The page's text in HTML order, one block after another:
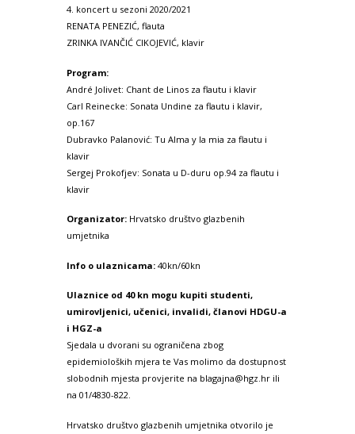
4. koncert u sezoni 2020/2021
RENATA PENEZIĆ, flauta
ZRINKA IVANČIĆ CIKOJEVIĆ, klavir
Program:
André Jolivet: Chant de Linos za flautu i klavir
Carl Reinecke: Sonata Undine za flautu i klavir,
op.167
Dubravko Palanović: Tu Alma y la mia za flautu i
klavir
Sergej Prokofjev: Sonata u D-duru op.94 za flautu i
klavir
Organizator: Hrvatsko društvo glazbenih
umjetnika
Info o ulaznicama: 40kn/60kn
Ulaznice od 40 kn mogu kupiti studenti,
umirovljenici, učenici, invalidi, članovi HDGU-a
i HGZ-a
Sjedala u dvorani su ograničena zbog
epidemioloških mjera te Vas molimo da dostupnost
slobodnih mjesta provjerite na blagajna@hgz.hr ili
na 01/4830-822.
Hrvatsko društvo glazbenih umjetnika otvorilo je